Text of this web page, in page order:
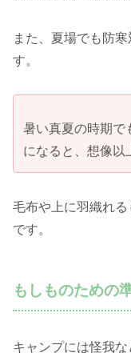
また、夏場でも防
す。
暑い真夏の時期で
になると、想像以
毛布や上に羽織れ
です。
もしものための
キャンプには怪我な